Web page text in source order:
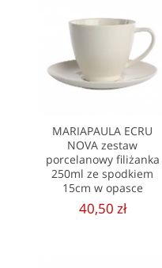
MARIAPAULA ECRU
NOVA zestaw
porcelanowy filiżanka
250ml ze spodkiem
15cm w opasce
40,50 zł